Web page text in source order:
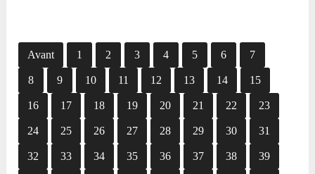
Avant 1 2 3 4 5 6 7
8 9 10 11 12 13 14 15
16 17 18 19 20 21 22 23
24 25 26 27 28 29 30 31
32 33 34 35 36 37 38 39